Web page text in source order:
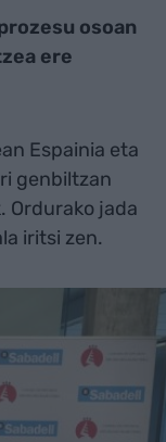
osoan
ere
Espainia eta
genbiltzan
Ordurako jada
iritsi zen.